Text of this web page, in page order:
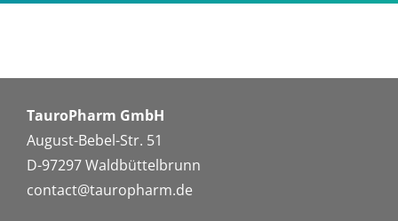
TauroPharm GmbH
August-Bebel-Str. 51
D-97297 Waldbüttelbrunn
contact@tauropharm.de